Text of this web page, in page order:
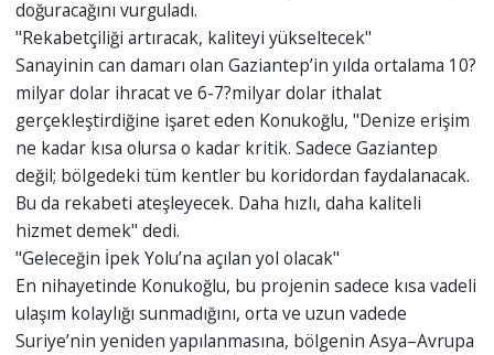
doğuracağını vurguladı.
"Rekabetçiliği artıracak, kaliteyi yükseltecek"
Sanayinin can damarı olan Gaziantep’in yılda ortalama 10?
milyar dolar ihracat ve 6-7?milyar dolar ithalat
gerçekleştirdiğine işaret eden Konukoğlu, "Denize erişim
ne kadar kısa olursa o kadar kritik. Sadece Gaziantep
değil; bölgedeki tüm kentler bu koridordan faydalanacak.
Bu da rekabeti ateşleyecek. Daha hızlı, daha kaliteli
hizmet demek" dedi.
"Geleceğin İpek Yolu’na açılan yol olacak"
En nihayetinde Konukoğlu, bu projenin sadece kısa vadeli
ulaşım kolaylığı sunmadığını, orta ve uzun vadede
Suriye’nin yeniden yapılanmasına, bölgenin Asya–Avrupa